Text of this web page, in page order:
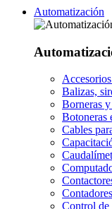
Automatización
Balizas,
Borneras
Botoneras
Cables
Control